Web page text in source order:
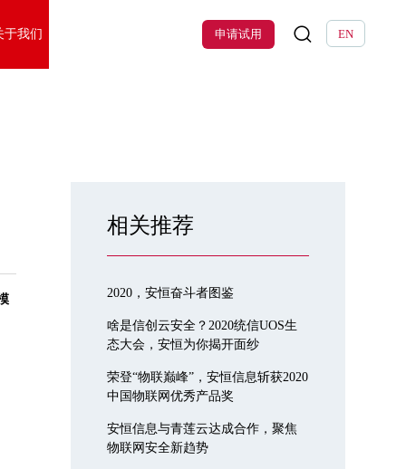
于我们 EN
申请试用
相关推荐
2020，安恒奋斗者图鉴
啥是信创云安全？2020统信UOS生
态大会，安恒为你揭开面纱
荣登“物联巅峰”，安恒信息斩获2020
中国物联网优秀产品奖
安恒信息与青莲云达成合作，聚焦
物联网安全新趋势